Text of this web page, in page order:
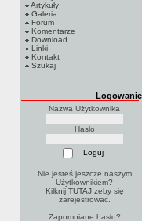
Artykuły
Galeria
Forum
Komentarze
Download
Linki
Kontakt
Szukaj
Logowanie
Nazwa Użytkownika
Hasło
Nie jesteś jeszcze naszym
Użytkownikiem?
Kilknij TUTAJżeby się
zarejestrować.
Zapomniane hasło?